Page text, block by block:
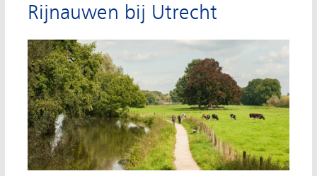
Rijnauwen bij Utrecht